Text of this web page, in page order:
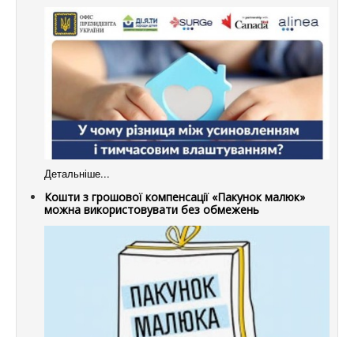
Детальніше...
Кошти з грошової компенсації «Пакунок малюк»
можна використовувати без обмежень